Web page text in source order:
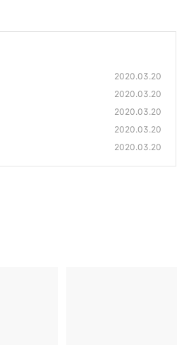
2020.03.20
2020.03.20
2020.03.20
2020.03.20
2020.03.20